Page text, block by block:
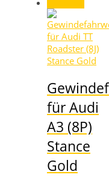
für Audi
A3 (8P)
Stance
Gold